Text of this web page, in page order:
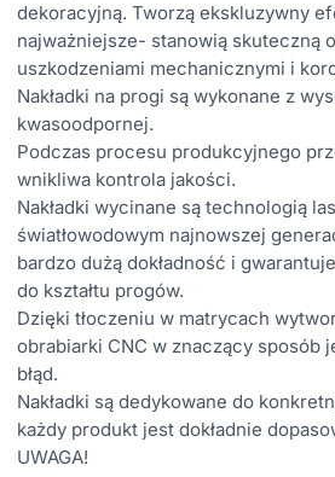
dekoracyjną. Tworzą ekskluzywny
najważniejsze- stanowią skuteczną
uszkodzeniami mechanicznymi i
Nakładki na progi są wykonane z
kwasoodpornej.
Podczas procesu produkcyjnego
wnikliwa kontrola jakości.
Nakładki wycinane są technologią
światłowodowym najnowszej
bardzo dużą dokładność i
do kształtu progów.
Dzięki tłoczeniu w matrycach
obrabiarki CNC w znaczący sposób
błąd.
Nakładki są dedykowane do
każdy produkt jest dokładnie
UWAGA!